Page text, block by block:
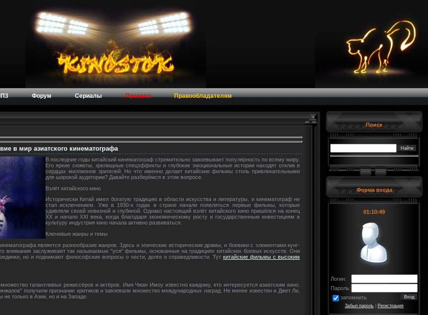
Форум Сериалы Правила Правообладателям
в мир азиатского кинематографа
В последние годы китайский кинематограф стремительно завоевывает популярность по всему миру.
Его яркие сюжеты, зрелищные спецэффекты и глубокие эмоциональные истории находят отклик в
сердцах миллионов зрителей. Но что именно делает китайские фильмы столь привлекательными
для широкой аудитории? Давайте разберёмся в этом вопросе.
Взлёт китайского кино
Исторически Китай имел богатую традицию в области искусства и литературы, и кинематограф не
стал исключением. Уже в 1930-х годах в стране начали появляться первые фильмы, которые
удивляли своей новизной и глубиной. Однако настоящий взлёт китайского кино пришёлся на конец
XX и начало XXI века, когда благодаря экономическому росту и государственным инвестициям в
культуру индустрия кино начала активно развиваться.
Ключевые жанры и темы
является разнообразие жанров. Здесь и эпические исторические драмы, и боевики с элементами кунг-
внимания заслуживают так называемые "уся" фильмы, основанные на традициях китайских боевых искусств. Они
но и поднимают философские вопросы о чести, долге и справедливости. Тут китайские фильмы с высоким
талантливых режиссёров и актёров. Имя Чжан Имоу известно каждому, кто интересуется азиатским кино.
получили признание критиков и завоевали множество международных наград. Не менее известен и Джет Ли,
только в Азии, но и на Западе.
Поиск
Форма входа
01:10:50
Логин:
Пароль:
запомнить
Забыл пароль Регистрация